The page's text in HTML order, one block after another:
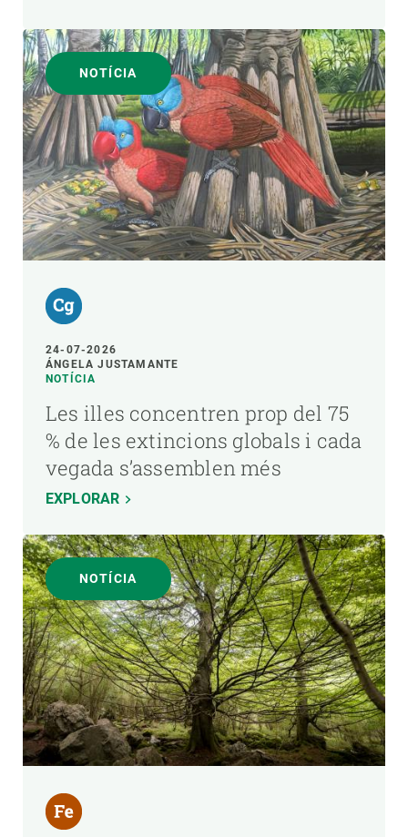
NOTÍCIA
24-07-2026
ÁNGELA JUSTAMANTE
NOTÍCIA
Les illes concentren prop del 75
% de les extincions globals i cada
vegada s’assemblen més
EXPLORAR
NOTÍCIA